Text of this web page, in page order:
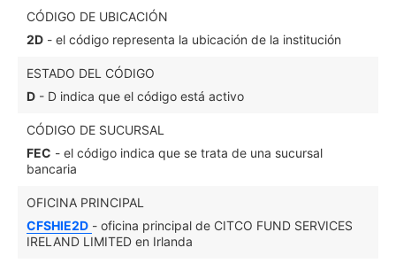
CÓDIGO DE UBICACIÓN
2D - el código representa la ubicación de la institución
ESTADO DEL CÓDIGO
D - D indica que el código está activo
CÓDIGO DE SUCURSAL
FEC - el código indica que se trata de una sucursal
bancaria
OFICINA PRINCIPAL
CFSHIE2D - oficina principal de CITCO FUND SERVICES
IRELAND LIMITED en Irlanda